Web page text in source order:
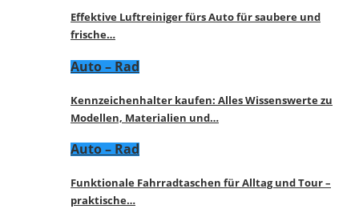
Effektive Luftreiniger fürs Auto für saubere und
frische…
Auto – Rad
Kennzeichenhalter kaufen: Alles Wissenswerte zu
Modellen, Materialien und…
Auto – Rad
Funktionale Fahrradtaschen für Alltag und Tour –
praktische…